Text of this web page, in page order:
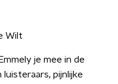
Wilt
je mee in de
pijnlijke